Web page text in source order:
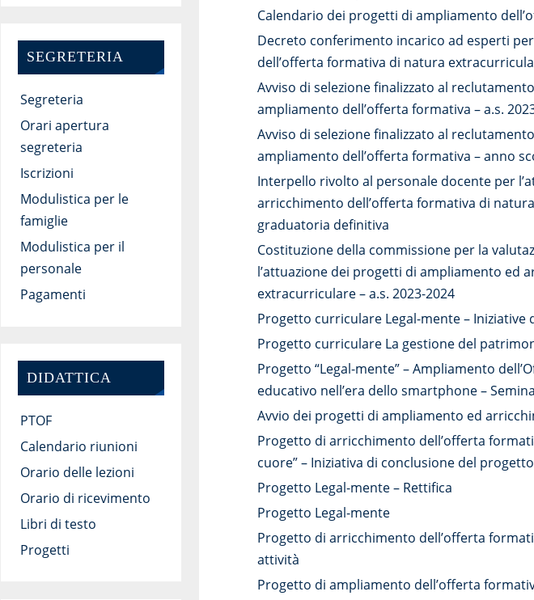
Calendario dei progetti di ampliamento
Decreto conferimento incarico ad esperti
dell’offerta formativa di natura
Avviso di selezione finalizzato al
ampliamento dell’offerta formativa – a.s.
Avviso di selezione finalizzato al
ampliamento dell’offerta formativa – anno
Interpello rivolto al personale docente per
arricchimento dell’offerta formativa di
graduatoria definitiva
Costituzione della commissione per la
l’attuazione dei progetti di ampliamento ed
extracurriculare – a.s. 2023-2024
Progetto curriculare Legal-mente – Iniziative
Progetto curriculare La gestione del
Progetto “Legal-mente” – Ampliamento
educativo nell’era dello smartphone –
Avvio dei progetti di ampliamento ed
Progetto di arricchimento dell’offerta
cuore” – Iniziativa di conclusione del progetto
Progetto Legal-mente – Rettifica
Progetto Legal-mente
Progetto di arricchimento dell’offerta
attività
Progetto di ampliamento dell’offerta
SEGRETERIA
Segreteria
Orari apertura
segreteria
Iscrizioni
Modulistica per le
famiglie
Modulistica per il
personale
Pagamenti
DIDATTICA
PTOF
Calendario riunioni
Orario delle lezioni
Orario di ricevimento
Libri di testo
Progetti